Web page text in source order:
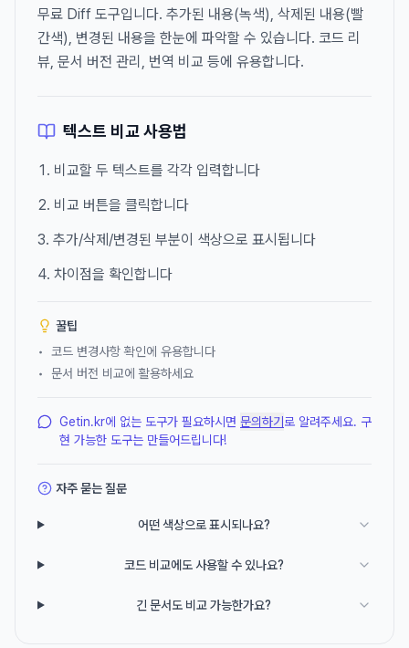
무료 Diff 도구입니다. 추가된 내용(녹색), 삭제된 내용(빨
간색), 변경된 내용을 한눈에 파악할 수 있습니다. 코드 리
뷰, 문서 버전 관리, 번역 비교 등에 유용합니다.
텍스트 비교 사용법
비교할 두 텍스트를 각각 입력합니다
비교 버튼을 클릭합니다
추가/삭제/변경된 부분이 색상으로 표시됩니다
차이점을 확인합니다
꿀팁
•
코드 변경사항 확인에 유용합니다
•
문서 버전 비교에 활용하세요
Getin.kr에 없는 도구가 필요하시면 문의하기 로 알려주세요. 구
현 가능한 도구는 만들어드립니다!
자주 묻는 질문
어떤 색상으로 표시되나요?
코드 비교에도 사용할 수 있나요?
긴 문서도 비교 가능한가요?